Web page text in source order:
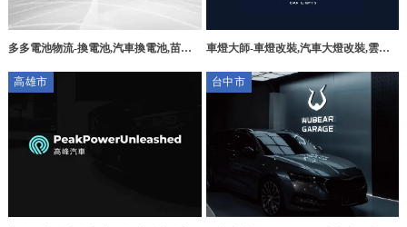
多多電池物流-換電池,汽車換電池,苗栗
車燈大師-車燈改裝,汽車大燈改裝,雲林
高雄市
台中市